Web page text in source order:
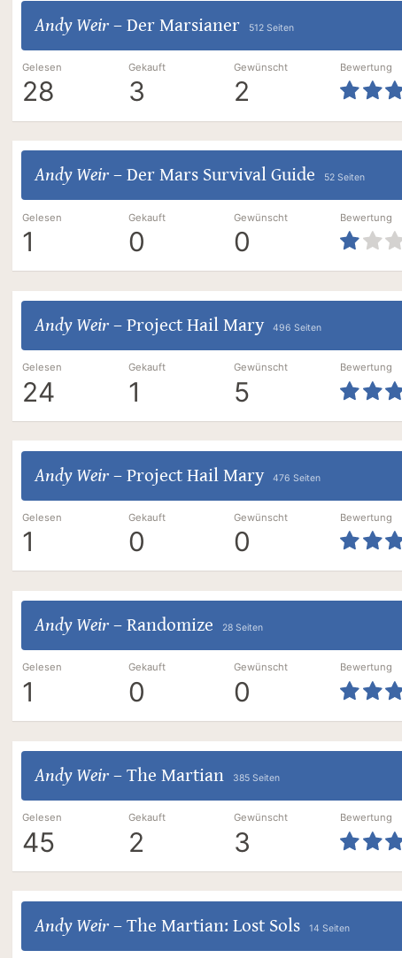
Andy Weir– Der Marsianer 512 Seiten
Gelesen
28
Gekauft
3
Gewünscht
2
Bewertung
Andy Weir– Der Mars Survival Guide 52 Seiten
Gelesen
1
Gekauft
0
Gewünscht
0
Bewertung
Andy Weir– Project Hail Mary 496 Seiten
Gelesen
24
Gekauft
1
Gewünscht
5
Bewertung
Andy Weir– Project Hail Mary 476 Seiten
Gelesen
1
Gekauft
0
Gewünscht
0
Bewertung
Andy Weir– Randomize 28 Seiten
Gelesen
1
Gekauft
0
Gewünscht
0
Bewertung
Andy Weir– The Martian 385 Seiten
Gelesen
45
Gekauft
2
Gewünscht
3
Bewertung
Andy Weir– The Martian: Lost Sols 14 Seiten